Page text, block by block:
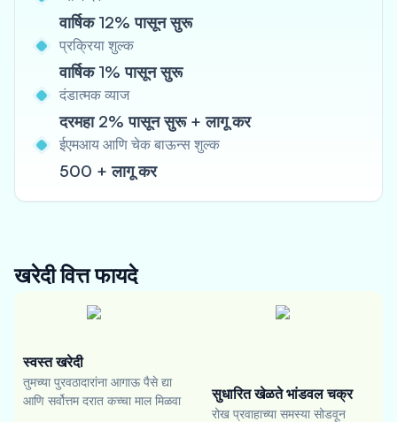
वार्षिक 12% पासून सुरू
प्रक्रिया शुल्क
वार्षिक 1% पासून सुरू
दंडात्मक व्याज
दरमहा 2% पासून सुरू + लागू कर
ईएमआय आणि चेक बाऊन्स शुल्क
500 + लागू कर
खरेदी वित्तफायदे
स्वस्त खरेदी
तुमच्या पुरवठादारांना आगाऊ पैसे द्या
आणि सर्वोत्तम दरात कच्चा माल मिळवा
सुधारित खेळते भांडवल चक्र
रोख प्रवाहाच्या समस्या सोडवून